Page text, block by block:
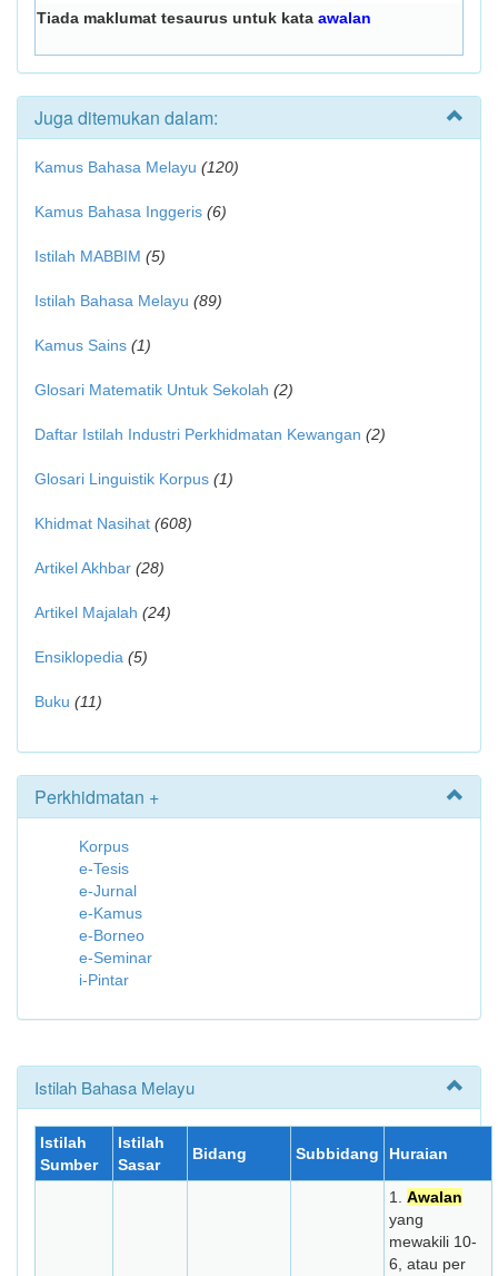
Tiada maklumat tesaurus untuk kata awalan
Juga ditemukan dalam:
Kamus Bahasa Melayu (120)
Kamus Bahasa Inggeris (6)
Istilah MABBIM (5)
Istilah Bahasa Melayu (89)
Kamus Sains (1)
Glosari Matematik Untuk Sekolah (2)
Daftar Istilah Industri Perkhidmatan Kewangan (2)
Glosari Linguistik Korpus (1)
Khidmat Nasihat (608)
Artikel Akhbar (28)
Artikel Majalah (24)
Ensiklopedia (5)
Buku (11)
Perkhidmatan +
Korpus
e-Tesis
e-Jurnal
e-Kamus
e-Borneo
e-Seminar
i-Pintar
Istilah Bahasa Melayu
Istilah
Sumber
Istilah
Sasar
Bidang Subbidang Huraian
1. Awalan
yang
mewakili 10-
6, atau per